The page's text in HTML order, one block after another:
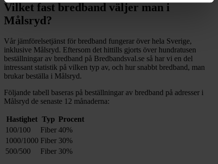
Vilket fast bredband väljer man i
Målsryd?
Vår jämförelsetjänst för bredband fungerar över hela Sverige,
inklusive Målsryd. Eftersom det hittills gjorts över hundratusen
beställningar av bredband på Bredbandsval.se så har vi en del
intressant statistik på vilken typ av, och hur snabbt bredband, man
brukar beställa i Målsryd.
Följande tabell baseras på beställningar av bredband på adresser i
Målsryd de senaste 12 månaderna:
Hastighet Typ Procent
100/100
Fiber 40%
1000/1000 Fiber 30%
500/500
Fiber 30%